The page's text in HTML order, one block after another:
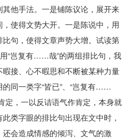
他手法。一是铺陈议论，展开来
使得文势大开。一是陈说中，用
句，使得文章声势大增。试读第
“岂复有……哉”的两组排比句，我
接、心不暇思和不断被某种力量
同一类字“皆已”、“岂复有……
定，一以反诘语气作肯定，本身就
类字眼的排比句出现在文中时，
会造成情感的倾泻、文气的激